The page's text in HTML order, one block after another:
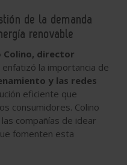
de la demanda
renovable
Colino, director
enfatizó la importancia de
y las redes
eficiente que
consumidores. Colino
compañías de idear
fomenten esta